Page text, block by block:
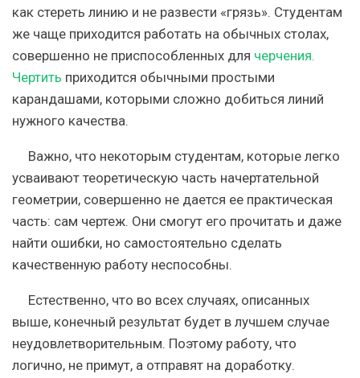
как стереть линию и не развести «грязь». Студентам
же чаще приходится работать на обычных столах,
совершенно не приспособленных для черчения.
Чертить приходится обычными простыми
карандашами, которыми сложно добиться линий
нужного качества.
Важно, что некоторым студентам, которые легко
усваивают теоретическую часть начертательной
геометрии, совершенно не дается ее практическая
часть: сам чертеж. Они смогут его прочитать и даже
найти ошибки, но самостоятельно сделать
качественную работу неспособны.
Естественно, что во всех случаях, описанных
выше, конечный результат будет в лучшем случае
неудовлетворительным. Поэтому работу, что
логично, не примут, а отправят на доработку.